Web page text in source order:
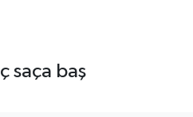
saça baş